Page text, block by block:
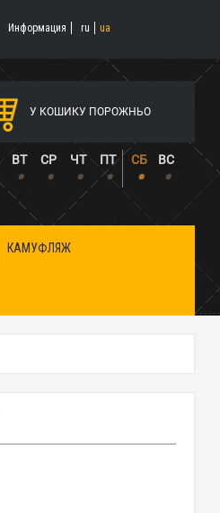
Информация ru ua
У КОШИКУ ПОРОЖНЬО
ВТ СР ЧТ ПТ СБ ВС
• • • • • •
КАМУФЛЯЖ